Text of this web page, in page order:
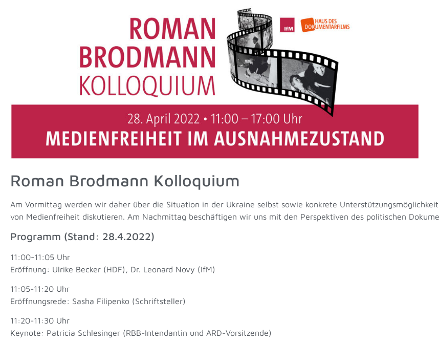
Roman Brodmann Kolloquium
Am Vormittag werden wir daher über die Situation in der Ukraine selbst sowie konkrete
von Medienfreiheit diskutieren. Am Nachmittag beschäftigen wir uns mit den Perspektiven des politischen
Programm (Stand: 28.4.2022)
11:00-11:05 Uhr
Eröffnung: Ulrike Becker (HDF), Dr. Leonard Novy (IfM)
11:05-11:20 Uhr
Eröffnungsrede: Sasha Filipenko (Schriftsteller)
11:20-11:30 Uhr
Keynote: Patricia Schlesinger (RBB-Intendantin und ARD-Vorsitzende)